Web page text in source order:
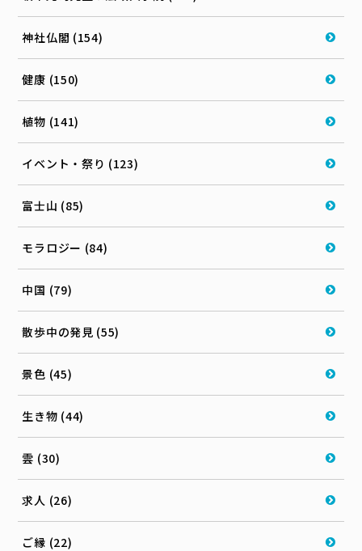
神社仏閣 (154)
健康 (150)
植物 (141)
イベント・祭り (123)
富士山 (85)
モラロジー (84)
中国 (79)
散歩中の発見 (55)
景色 (45)
生き物 (44)
雲 (30)
求人 (26)
ご縁 (22)